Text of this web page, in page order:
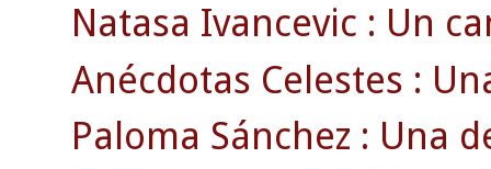
Natasa Ivancevic : Un
Anécdotas Celestes :
Paloma Sánchez : Una